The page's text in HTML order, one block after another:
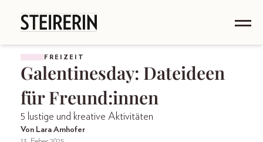
FREIZEIT
Galentinesday: Dateideen
für Freund:innen
5 lustige und kreative Aktivitäten
Von Lara Amhofer